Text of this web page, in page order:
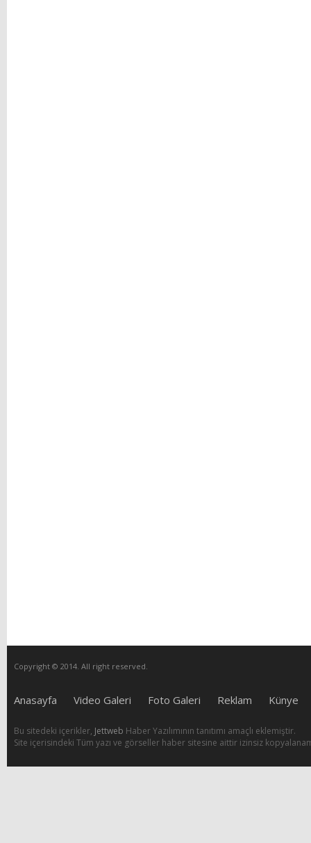
Copyright © 2014. All right reserved.
Anasayfa Video Galeri Foto Galeri Reklam Künye
Bu sitedeki içerikler, Jettweb Haber Yazılımının tanıtımı amaçlı eklemiştir.
Site içerisindeki Tüm yazı ve görseller haber sitesine aittir izinsiz